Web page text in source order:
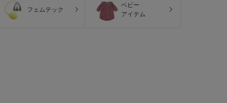
フェムテック
ベビー
アイテム